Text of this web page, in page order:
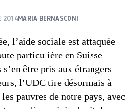
2014MARIA BERNASCONI
l’aide sociale est attaquée
particulière en Suisse
être pris aux étrangers
l’UDC tire désormais à
pauvres de notre pays, avec